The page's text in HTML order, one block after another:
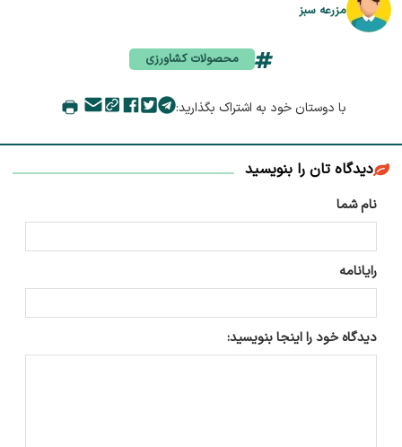
مزرعه سبز
محصولات کشاورزی
با دوستان خود به اشتراک بگذارید:
دیدگاه تان را بنویسید
نام شما
رایانامه
دیدگاه خود را اینجا بنویسید: